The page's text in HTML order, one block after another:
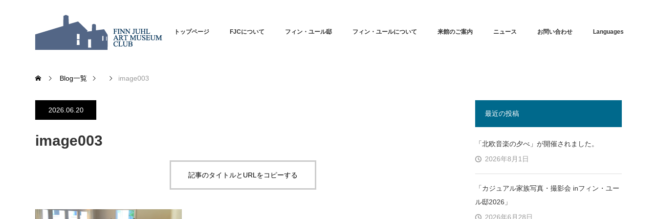
トップページ FJCについて フィン・ユール邸 フィン・ユールについて 来館のご案内 ニュース お問い合わせ Languages
Blog一覧 image003
2026.06.20
image003
記事のタイトルとURLをコピーする
最近の投稿
「北欧音楽の夕べ」が開催されました。
2026年8月1日
「カジュアル家族写真・撮影会 inフィン・ユー
ル邸2026」
2026年6月28日